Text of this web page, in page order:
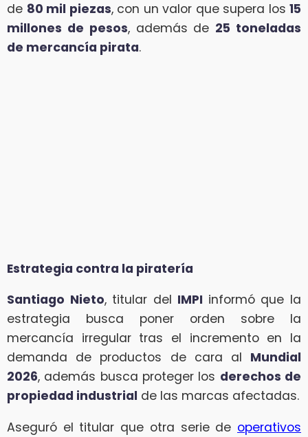
de 80 mil piezas, con un valor que supera los 15
millones de pesos, además de 25 toneladas
de mercancía pirata.
Estrategia contra la piratería
Santiago Nieto, titular del IMPI informó que la
estrategia busca poner orden sobre la
mercancía irregular tras el incremento en la
demanda de productos de cara al Mundial
2026, además busca proteger los derechos de
propiedad industrial de las marcas afectadas.
Aseguró el titular que otra serie de operativos